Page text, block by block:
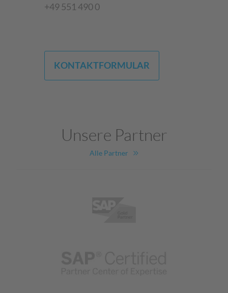
+49 551 490 0
KONTAKTFORMULAR
Unsere Partner
Alle Partner